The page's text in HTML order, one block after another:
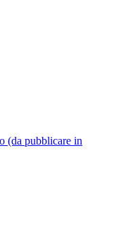
(da pubblicare in